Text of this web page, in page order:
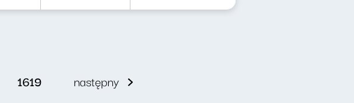
1619 następny